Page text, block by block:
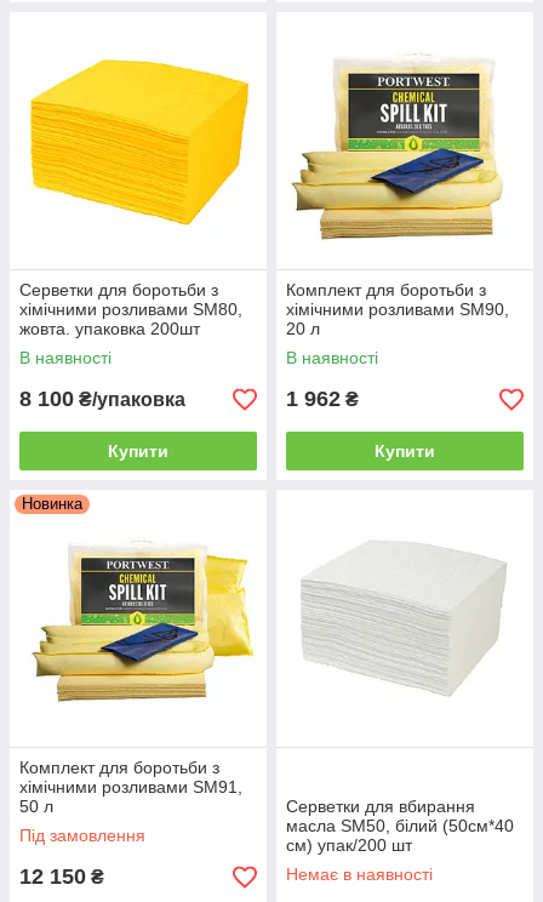
Серветки для боротьби з
хімічними розливами SM80,
жовта. упаковка 200шт
В наявності
8 100 ₴/упаковка
Купити
Комплект для боротьби з
хімічними розливами SM90,
20 л
В наявності
1 962 ₴
Купити
Новинка
Комплект для боротьби з
хімічними розливами SM91,
50 л
Під замовлення
12 150 ₴
Серветки для вбирання
масла SM50, білий (50см*40
см) упак/200 шт
Немає в наявності